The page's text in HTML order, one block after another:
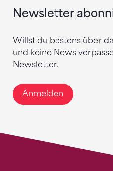
Newsletter
Willst du bestens über
und keine News
Newsletter.
Anmelden